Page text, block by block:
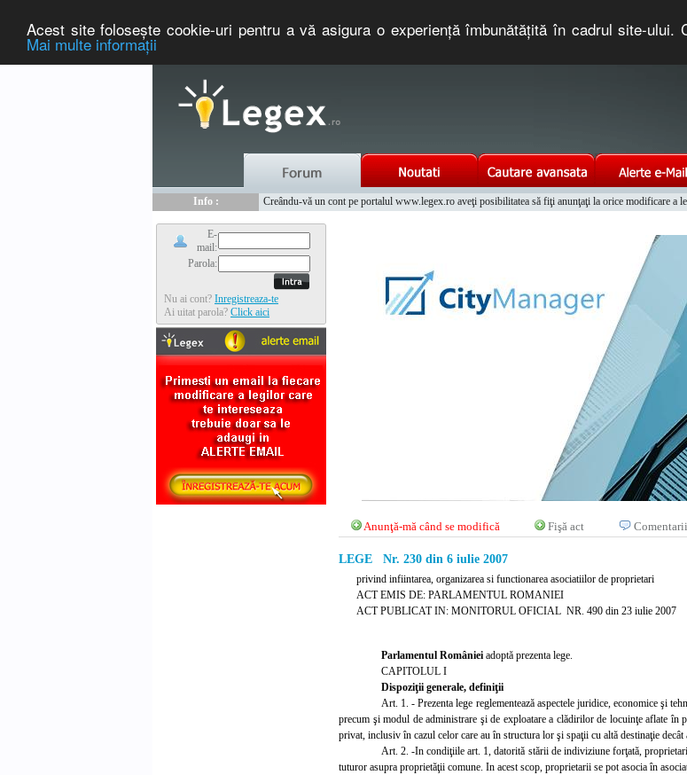
Acest site foloseşte cookie-uri pentru a vă asigura o experienţă îmbunătăţită în cadrul site-ului.
Mai multe informaţii
Info :
Creându-vă un cont pe portalul www.legex.ro aveţi posibilitatea să fiţi anunţaţi la orice modificare a
E-
mail:
Parola:
Nu ai cont? Inregistreaza-te
Ai uitat parola? Click aici
Anunţă-mă când se modifică Fişă act
LEGE Nr. 230 din 6 iulie 2007
privind infiintarea, organizarea si functionarea asociatiilor de proprietari
ACT EMIS DE: PARLAMENTUL ROMANIEI
ACT PUBLICAT IN: MONITORUL OFICIAL NR. 490 din 23 iulie 2007
Parlamentul României adoptă prezenta lege.
CAPITOLUL I
Dispoziţii generale, definiţii
Art. 1. - Prezenta lege reglementează aspectele juridice, economice şi
precum şi modul de administrare şi de exploatare a clădirilor de locuinţe aflate
privat, inclusiv în cazul celor care au în structura lor şi spaţii cu altă destinaţie decât
Art. 2. -In condiţiile art. 1, datorită stării de indiviziune forţată,
tuturor asupra proprietăţii comune. In acest scop, proprietarii se pot asocia în